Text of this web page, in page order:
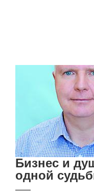
Бизнес и
одной